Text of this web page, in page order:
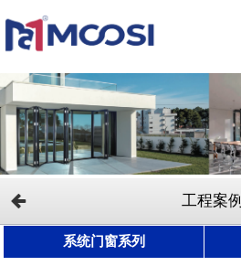
工程案例
系统门窗系列